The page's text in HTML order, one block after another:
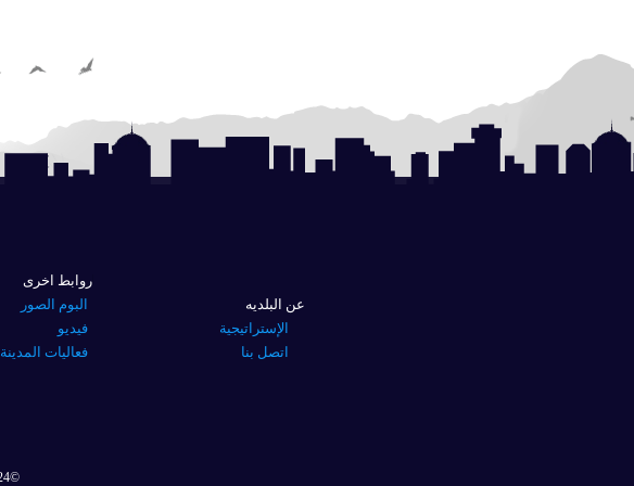
عن البلديه
الإستراتيجية
اتصل بنا
روابط اخرى
البوم الصور
فيديو
فعاليات المدينة
©2024 حقوق النشر محفوظة لــ بلدية نابلس